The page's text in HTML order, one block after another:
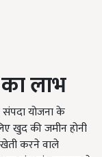
लाभ
संपदा योजना के
खुद की जमीन होनी
खेती करने वाले